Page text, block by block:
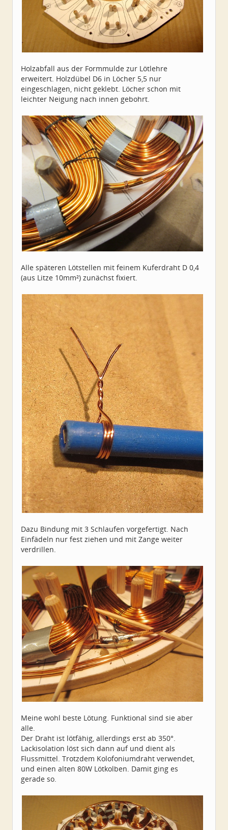
Holzabfall aus der Formmulde zur Lötlehre
erweitert. Holzdübel D6 in Löcher 5,5 nur
eingeschlagen, nicht geklebt. Löcher schon mit
leichter Neigung nach innen gebohrt.
Alle späteren Lötstellen mit feinem Kuferdraht D 0,4
(aus Litze 10mm²) zunächst fixiert.
Dazu Bindung mit 3 Schlaufen vorgefertigt. Nach
Einfädeln nur fest ziehen und mit Zange weiter
verdrillen.
Meine wohl beste Lötung. Funktional sind sie aber
alle.
Der Draht ist lötfähig, allerdings erst ab 350°.
Lackisolation löst sich dann auf und dient als
Flussmittel. Trotzdem Kolofoniumdraht verwendet,
und einen alten 80W Lötkolben. Damit ging es
gerade so.